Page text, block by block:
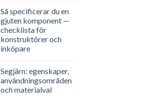
Så specificerar du en
gjuten komponent —
checklista för
konstruktörer och
inköpare
Segjärn: egenskaper,
användningsområden
och materialval